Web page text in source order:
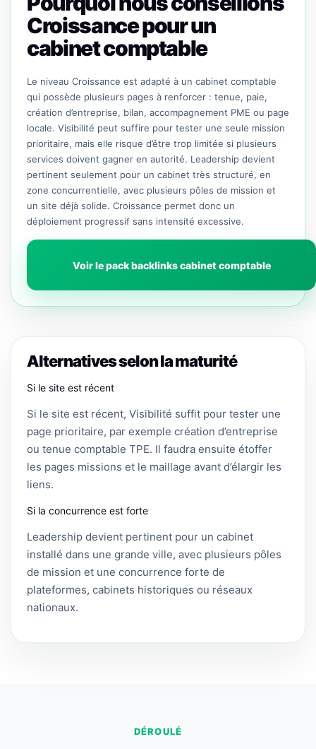
Croissance pour un
cabinet comptable
Le niveau Croissance est adapté à un cabinet comptable
qui possède plusieurs pages à renforcer : tenue, paie,
création d’entreprise, bilan, accompagnement PME ou page
locale. Visibilité peut suffire pour tester une seule mission
prioritaire, mais elle risque d’être trop limitée si plusieurs
services doivent gagner en autorité. Leadership devient
pertinent seulement pour un cabinet très structuré, en
zone concurrentielle, avec plusieurs pôles de mission et
un site déjà solide. Croissance permet donc un
déploiement progressif sans intensité excessive.
Voir le pack backlinks cabinet comptable
Alternatives selon la maturité
Si le site est récent
Si le site est récent, Visibilité suffit pour tester une
page prioritaire, par exemple création d’entreprise
ou tenue comptable TPE. Il faudra ensuite étoffer
les pages missions et le maillage avant d’élargir les
liens.
Si la concurrence est forte
Leadership devient pertinent pour un cabinet
installé dans une grande ville, avec plusieurs pôles
de mission et une concurrence forte de
plateformes, cabinets historiques ou réseaux
nationaux.
DÉROULÉ